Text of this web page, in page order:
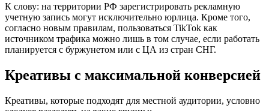
К слову: на территории РФ зарегистрировать рекламную
учетную запись могут исключительно юрлица. Кроме того,
согласно новым правилам, пользоваться TikTok как
источником трафика можно лишь в том случае, если работать
планируется с буржунетом или с ЦА из стран СНГ.
Креативы с максимальной конверсией
Креативы, которые подходят для местной аудитории, условно